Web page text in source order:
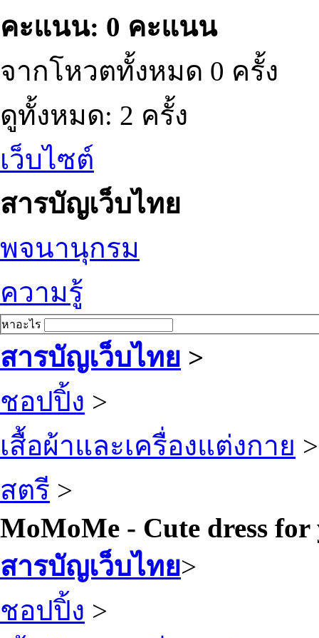
คะแนน: 0 คะแนน
จากโหวตทั้งหมด 0 ครั้ง
ดูทั้งหมด: 2 ครั้ง
เว็บไซต์
สารบัญเว็บไทย
พจนานุกรม
ความรู้
หาอะไร
สารบัญเว็บไทย >
ชอปปิ้ง >
เสื้อผ้าและเครื่องแต่งกาย >
สตรี >
MoMoMe - Cute dress for
สารบัญเว็บไทย>
ชอปปิ้ง >